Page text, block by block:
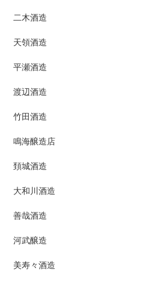
二木酒造
天領酒造
平瀬酒造
渡辺酒造
竹田酒造
鳴海醸造店
頚城酒造
大和川酒造
善哉酒造
河武醸造
美寿々酒造